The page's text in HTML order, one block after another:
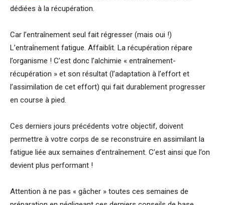
dédiées à la récupération.
Car l’entraînement seul fait régresser (mais oui !)
L’entraînement fatigue. Affaiblit. La récupération répare
l’organisme ! C’est donc l’alchimie « entraînement-
récupération » et son résultat (l’adaptation à l’effort et
l’assimilation de cet effort) qui fait durablement progresser
en course à pied.
Ces derniers jours précédents votre objectif, doivent
permettre à votre corps de se reconstruire en assimilant la
fatigue liée aux semaines d’entraînement. C’est ainsi que l’on
devient plus performant !
Attention à ne pas « gâcher » toutes ces semaines de